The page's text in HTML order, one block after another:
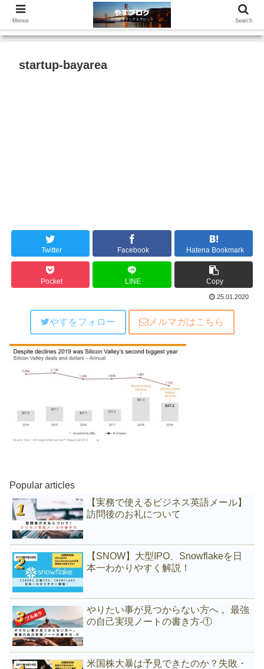
startup-bayarea
Twitter Facebook Hatena Bookmark
Pocket LINE Copy
25.01.2020
やすをフォロー メルマガはこちら
Popular articles
【実務で使えるビジネス英語メール】
訪問後のお礼について
【SNOW】大型IPO、Snowflakeを日
本一わかりやすく解説！
やりたい事が見つからない方へ 。最強
の自己実現ノートの書き方-①
米国株大暴は予見できたのか？失敗・
Menus Search